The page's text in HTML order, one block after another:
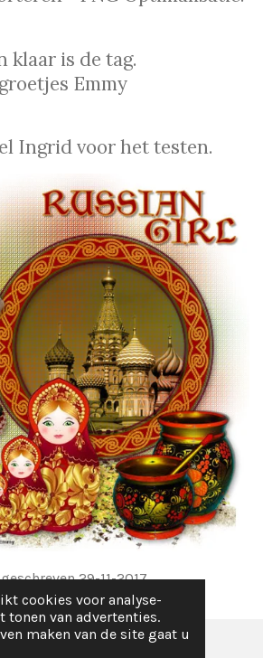
cookies voor analyse-
tonen van advertenties.
maken van de site gaat u
klaar is de tag.
groetjes Emmy
Ingrid voor het testen.
29-11-2017